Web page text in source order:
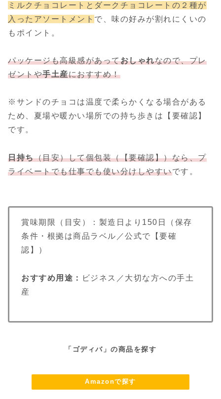
ミルクチョコレートとダークチョコレートの２種が
入ったアソートメント で、味の好みが割れにくいの
もポイント。
パッケージも高級感があっておしゃれなので、プレ
ゼントや手土産におすすめ！
※サンドのチョコは温度で柔らかくなる場合がある
ため、夏場や暖かい場所での持ち歩きは【要確認】
です。
日持ち（目安）して個包装（【要確認】）なら、プ
ライベートでも仕事でも使い分けしやすいです。
賞味期限（目安）：製造日より150日（保存
条件・根拠は商品ラベル／公式で【要確
認】）
おすすめ用途：
ビジネス／大切な方への手土
産
「ゴディバ」の商品を探す
Amazonで探す